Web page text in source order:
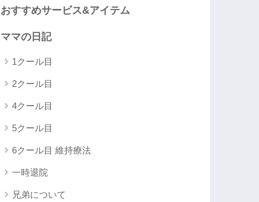
おすすめサービス&アイテム
ママの日記
1クール目
2クール目
4クール目
5クール目
6クール目 維持療法
一時退院
兄弟について